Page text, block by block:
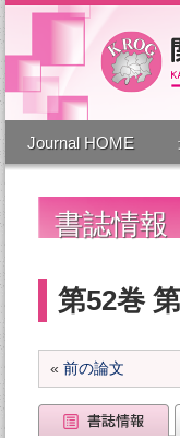
Journal HOME
書誌情報
第52巻
« 前の論文